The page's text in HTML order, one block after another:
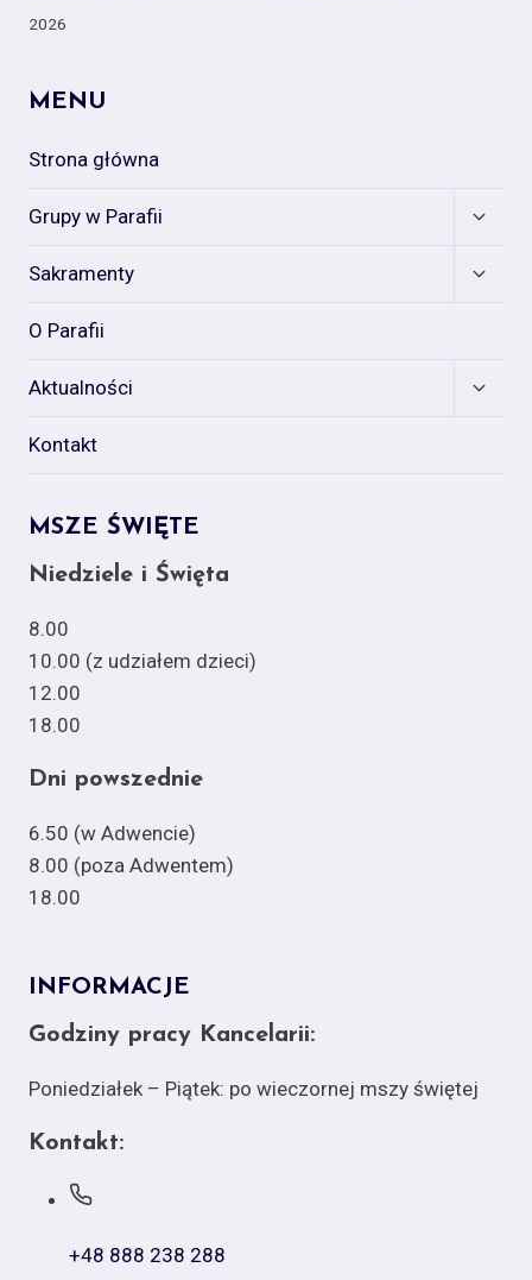
2026
MENU
Strona główna
Grupy w Parafii
Expand
Sakramenty
Expand
O Parafii
Aktualności
Expand
Kontakt
MSZE ŚWIĘTE
Niedziele i Święta
8.00
10.00 (z udziałem dzieci)
12.00
18.00
Dni powszednie
6.50 (w Adwencie)
8.00 (poza Adwentem)
18.00
INFORMACJE
Godziny pracy Kancelarii:
Poniedziałek – Piątek: po wieczornej mszy świętej
Kontakt:
+48 888 238 288